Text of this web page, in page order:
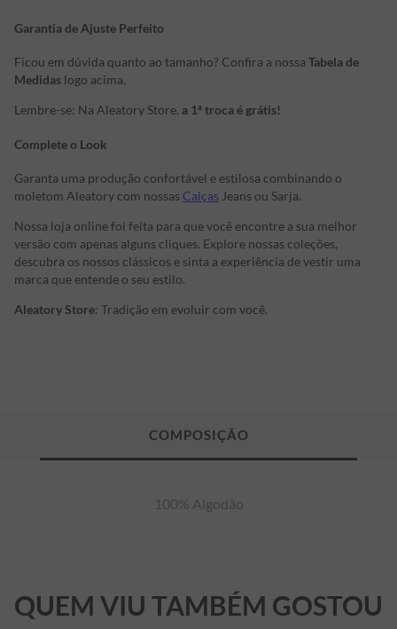
Garantia de Ajuste Perfeito
Ficou em dúvida quanto ao tamanho? Confira a nossa Tabela de
Medidas logo acima.
Lembre-se: Na Aleatory Store, a 1ª troca é grátis!
Complete o Look
Garanta uma produção confortável e estilosa combinando o
moletom Aleatory com nossas Calças Jeans ou Sarja.
Nossa loja online foi feita para que você encontre a sua melhor
versão com apenas alguns cliques. Explore nossas coleções,
descubra os nossos clássicos e sinta a experiência de vestir uma
marca que entende o seu estilo.
Aleatory Store: Tradição em evoluir com você.
100% Algodão
QUEM VIU TAMBÉM GOSTOU